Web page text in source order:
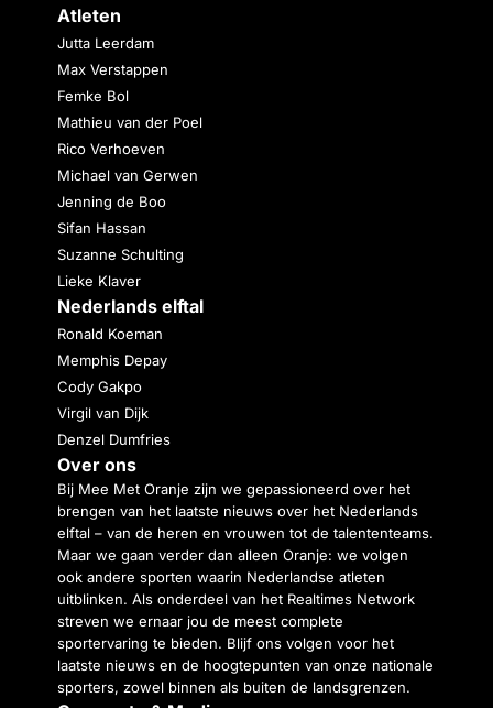
Atleten
Jutta Leerdam
Max Verstappen
Femke Bol
Mathieu van der Poel
Rico Verhoeven
Michael van Gerwen
Jenning de Boo
Sifan Hassan
Suzanne Schulting
Lieke Klaver
Nederlands elftal
Ronald Koeman
Memphis Depay
Cody Gakpo
Virgil van Dijk
Denzel Dumfries
Over ons
Bij Mee Met Oranje zijn we gepassioneerd over het
brengen van het laatste nieuws over het Nederlands
elftal – van de heren en vrouwen tot de talententeams.
Maar we gaan verder dan alleen Oranje: we volgen
ook andere sporten waarin Nederlandse atleten
uitblinken. Als onderdeel van het Realtimes Network
streven we ernaar jou de meest complete
sportervaring te bieden. Blijf ons volgen voor het
laatste nieuws en de hoogtepunten van onze nationale
sporters, zowel binnen als buiten de landsgrenzen.